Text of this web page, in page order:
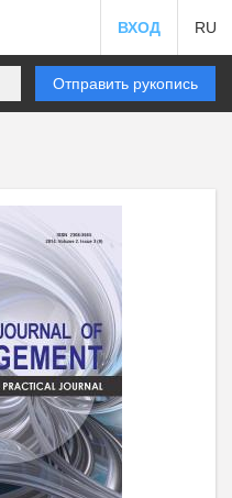
ВХОД RU
Отправить рукопись